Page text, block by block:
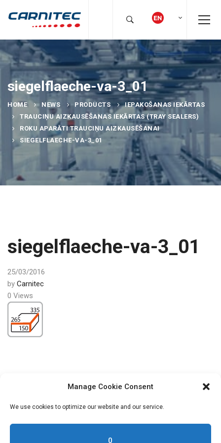
Manage Cookie Consent
We use cookies to optimize our website and our service.
0
siegelflaeche-va-3_01
HOME NEWS PRODUCTS
IEPAKOŠANAS IEKĀRTAS
TRAUCIŅU AIZKAUSĒŠANAS IEKĀRTAS (TRAY SEALERS)
ROKU APARĀTI TRAUCIŅU AIZKAUSĒŠANAI
SIEGELFLAECHE-VA-3_01
siegelflaeche-va-3_01
25/03/2016
by Carnitec
0 Views
aizkausēšanai